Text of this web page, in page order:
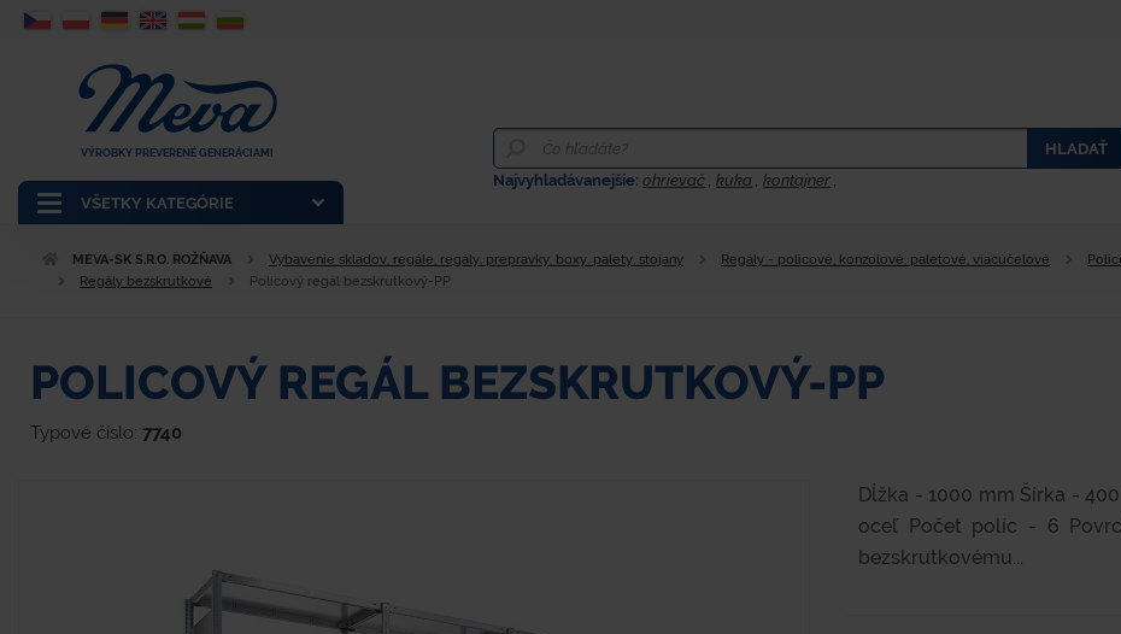
VŠETKY KATEGÓRIE
VÝROBKY PREVERENÉ GENERÁCIAMI
HLADAŤ
Najvyhladávanejšie:ohrievač ,kuka ,kontajner ,
MEVA-SK S.R.O. ROŽŇAVA Vybavenie skladov, regále, regály, prepravky, boxy, palety, stojany Regály - policové, konzolové, paletové, viacúčelové
Regály bezskrutkové
Policový regál bezskrutkový-PP
POLICOVÝ REGÁL BEZSKRUTKOVÝ-PP
Typové číslo: 7740
Dĺžka - 1000 mm Šírka -
oceľ Počet políc - 6
bezskrutkovému...